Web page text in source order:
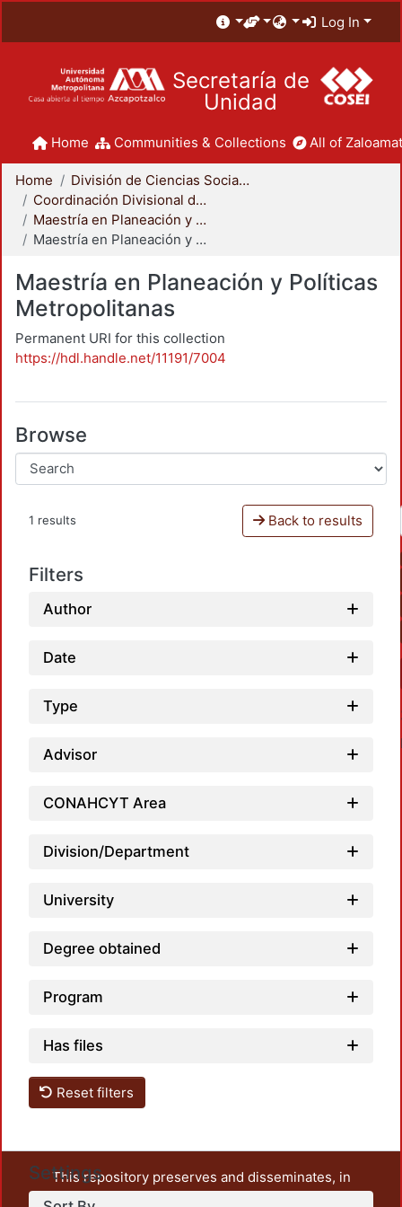
Log In
Secretaría de
Unidad
Home Communities & Collections All of
Home
División de Ciencias Sociales y Humanidades
Coordinación Divisional de Posgrado
Maestría en Planeación y Políticas Metropolitanas
Maestría en Planeación y Políticas Metropolitanas
Maestría en Planeación y Políticas
Metropolitanas
Permanent URI for this collection
https://hdl.handle.net/11191/7004
Browse
1 results Back to results
Filters
Author
Date
Type
Advisor
CONAHCYT Area
Division/Department
University
Degree obtained
Program
Has files
Reset filters
Settings
This repository preserves and disseminates, in
unrestricted open access, the teaching and research